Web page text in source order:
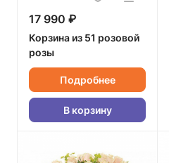
17 990 ₽
Корзина из 51 розовой
розы
Подробнее
В корзину